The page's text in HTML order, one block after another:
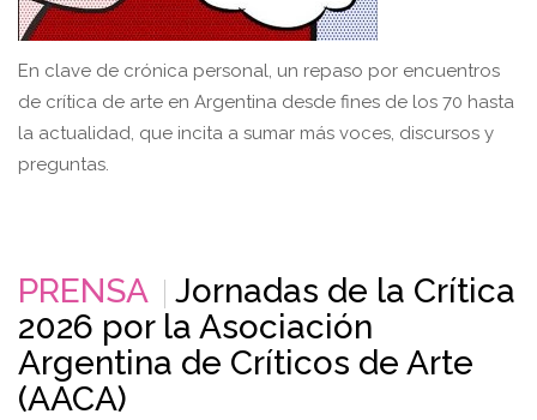
En clave de crónica personal, un repaso por encuentros
de crítica de arte en Argentina desde fines de los 70 hasta
la actualidad, que incita a sumar más voces, discursos y
preguntas.
PRENSA
Jornadas de la Crítica
2026 por la Asociación
Argentina de Críticos de Arte
(AACA)